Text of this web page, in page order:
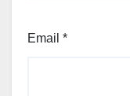
Email *